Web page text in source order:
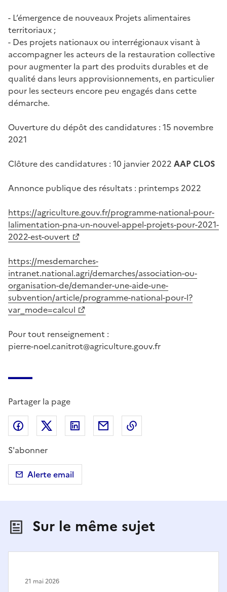
- L’émergence de nouveaux Projets alimentaires
territoriaux ;
- Des projets nationaux ou interrégionaux visant à
accompagner les acteurs de la restauration collective
pour augmenter la part des produits durables et de
qualité dans leurs approvisionnements, en particulier
pour les secteurs encore peu engagés dans cette
démarche.
Ouverture du dépôt des candidatures : 15 novembre
2021
Clôture des candidatures : 10 janvier 2022 AAP CLOS
Annonce publique des résultats : printemps 2022
https://agriculture.gouv.fr/programme-national-pour-
lalimentation-pna-un-nouvel-appel-projets-pour-2021-
2022-est-ouvert
https://mesdemarches-
intranet.national.agri/demarches/association-ou-
organisation-de/demander-une-aide-une-
subvention/article/programme-national-pour-l?
var_mode=calcul
Pour tout renseignement :
pierre-noel.canitrot@agriculture.gouv.fr
Partager la page
Partager sur Facebook
Partager sur X (anciennement Twitter)
Partager sur LinkedIn
Partager par email
S'abonner
Alerte email
Sur le même sujet
21 mai 2026